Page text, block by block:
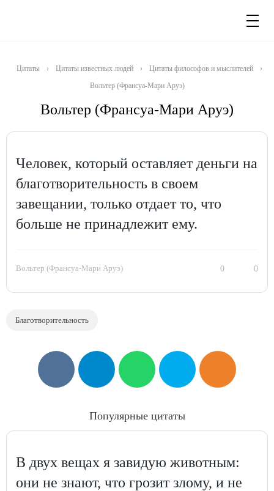
Цитаты › Цитаты известных людей › Цитаты философов и мыслителей
›
Вольтер (Франсуа-Мари Аруэ)
Вольтер (Франсуа-Мари Аруэ)
Человек, который оставляет деньги на
благотворительность в своем
завещании, только отдает то, что
больше не принадлежит ему.
Вольтер (Франсуа-Мари Аруэ) 0 0
Благотворительность
Популярные цитаты
В двух вещах я завидую животным:
они не знают, что грозит злому, и не